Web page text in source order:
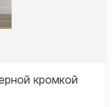
кромкой